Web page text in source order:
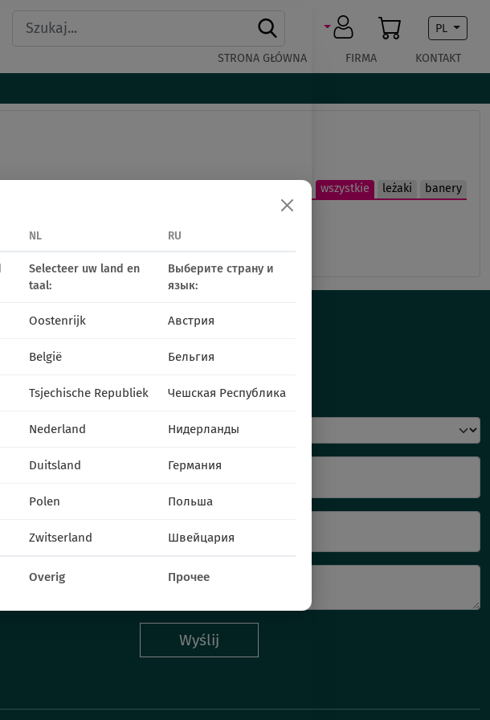
PL
STRONA GŁÓWNA FIRMA KONTAKT
wszystkie leżaki banery
Napisz do nas
Imię i nazwisko
Twój E-mail
Wyślij
NL RU
Selecteer uw land en
taal:
Выберите страну и
язык:
Oostenrijk Австрия
België Бельгия
Tsjechische Republiek Чешская Республика
Nederland Нидерланды
Duitsland Германия
Polen Польша
Zwitserland Швейцария
Overig Прочее